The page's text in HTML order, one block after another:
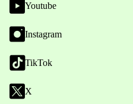
Youtube
Instagram
TikTok
X